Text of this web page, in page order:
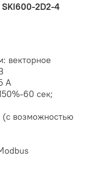
SKI600-2D2-4
векторное
А
60 сек;
возможностью